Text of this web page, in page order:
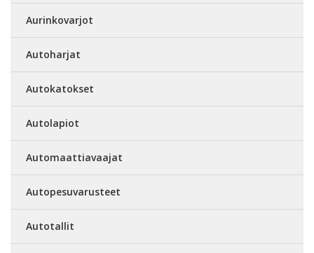
Aurinkovarjot
Autoharjat
Autokatokset
Autolapiot
Automaattiavaajat
Autopesuvarusteet
Autotallit